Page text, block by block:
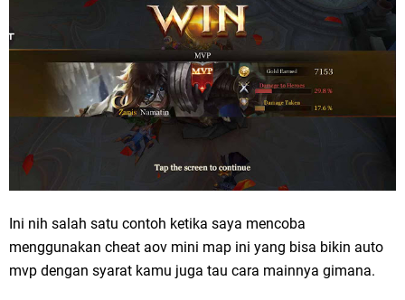
Ini nih salah satu contoh ketika saya mencoba
menggunakan cheat aov mini map ini yang bisa bikin auto
mvp dengan syarat kamu juga tau cara mainnya gimana.